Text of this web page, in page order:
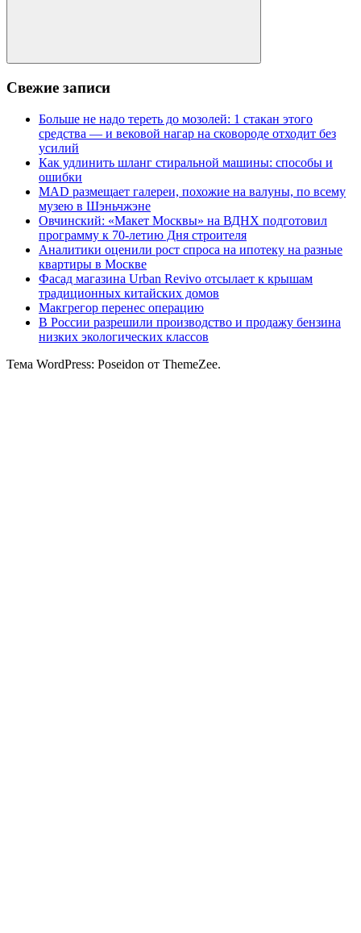
Поиск
Свежие записи
Больше не надо тереть до мозолей: 1 стакан этого
средства — и вековой нагар на сковороде отходит без
усилий
Как удлинить шланг стиральной машины: способы и
ошибки
MAD размещает галереи, похожие на валуны, по всему
музею в Шэньчжэне
Овчинский: «Макет Москвы» на ВДНХ подготовил
программу к 70-летию Дня строителя
Аналитики оценили рост спроса на ипотеку на разные
квартиры в Москве
Фасад магазина Urban Revivo отсылает к крышам
традиционных китайских домов
Макгрегор перенес операцию
В России разрешили производство и продажу бензина
низких экологических классов
Тема WordPress: Poseidon от ThemeZee.